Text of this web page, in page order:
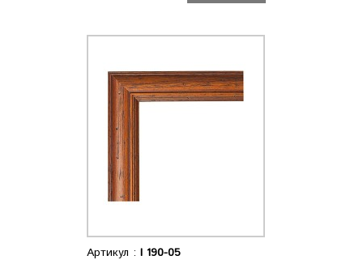
Артикул : I 190-05